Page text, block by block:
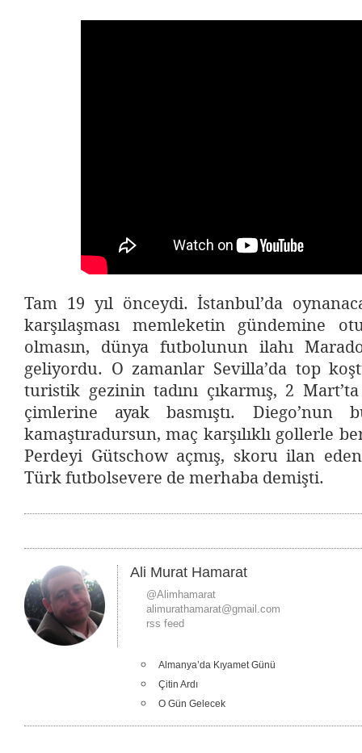
Tam 19 yıl önceydi. İstanbul’da
karşılaşması memleketin gündemine
olmasın, dünya futbolunun ilahı
geliyordu. O zamanlar Sevilla’da top
turistik gezinin tadını çıkarmış, 2
çimlerine ayak basmıştı. Diego’nun
kamaştıradursun, maç karşılıklı gollerle
Perdeyi Gütschow açmış, skoru ilan
Türk futbolsevere de merhaba demişti.
Ali Murat Hamarat
@Alimhamarat
alimurathamarat@gmail.com
rss feed
Almanya’da Kıyamet Günü
Çitin Ardı
O Gün Gelecek